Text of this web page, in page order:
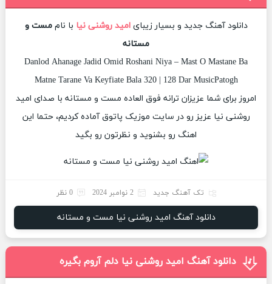
دانلود آهنگ جدید و بسیار زیبایامید روشنی نیا با ناممست و
مستانه
Danlod Ahanage Jadid Omid Roshani Niya – Mast O Mastane Ba
Matne Tarane Va Keyfiate Bala 320 | 128 Dar MusicPatogh
امروز برای شما عزیزان ترانه فوق العاده مست و مستانه با صدای امید
روشنی نیا عزیز رو در سایت موزیک پاتوق آماده کردیم، حتما این
اهنگ رو بشنوید و نظرتون رو بگید
تک آهنگ جدید 2 نوامبر 2024 0 نظر
دانلود آهنگ امید روشنی نیا مست و مستانه
دانلود آهنگ امید روشنی نیا دلم آروم بگیره